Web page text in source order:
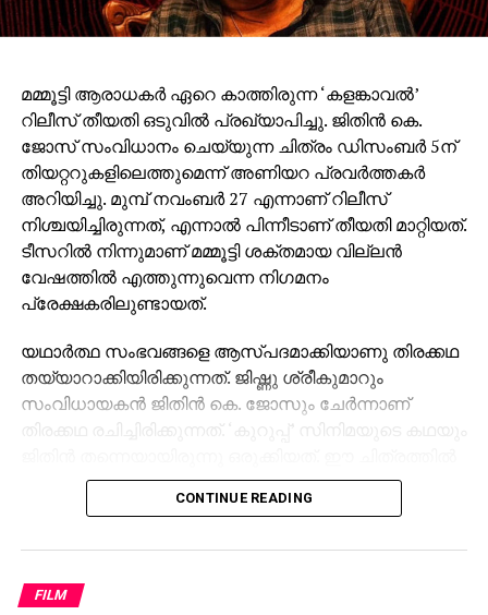
മമ്മൂട്ടി ആരാധകര്‍ ഏറെ കാത്തിരുന്ന ‘കളങ്കാവല്‍’
റിലീസ് തീയതി ഒടുവില്‍ പ്രഖ്യാപിച്ചു. ജിതിന്‍ കെ.
ജോസ് സംവിധാനം ചെയ്യുന്ന ചിത്രം ഡിസംബര്‍ 5ന്
തിയറ്ററുകളിലെത്തുമെന്ന് അണിയറ പ്രവര്‍ത്തകര്‍
അറിയിച്ചു. മുമ്പ് നവംബര്‍ 27 എന്നാണ് റിലീസ്
നിശ്ചയിച്ചിരുന്നത്, എന്നാല്‍ പിന്നീടാണ് തീയതി മാറ്റിയത്.
ടീസറില്‍ നിന്നുമാണ് മമ്മൂട്ടി ശക്തമായ വില്ലന്‍
വേഷത്തില്‍ എത്തുന്നുവെന്ന നിഗമനം
പ്രേക്ഷകരിലുണ്ടായത്.
യഥാര്‍ത്ഥ സംഭവങ്ങളെ ആസ്പദമാക്കിയാണു തിരക്കഥ
തയ്യാറാക്കിയിരിക്കുന്നത്. ജിഷ്ണു ശ്രീകുമാറും
സംവിധായകന്‍ ജിതിന്‍ കെ. ജോസും ചേര്‍ന്നാണ്
തിരക്കഥ രചിച്ചിരിക്കുന്നത്. ‘കുറുപ്പ്’ സിനിമയുടെ കഥയും
മമ്മൂട്ടി ഒരു സീരിയല്‍ കില്ലറുടെ വേഷത്തിലാണ്
എത്തുന്നത്. വിനായകന്‍ ഒരുപ്രത്യേക പൊലീസ്
അഭിനയിക്കുന്നു.
CONTINUE READING
FILM